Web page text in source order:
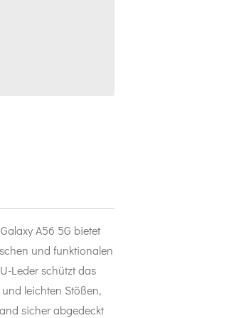
A56 5G bietet
und funktionalen
Leder schützt das
leichten Stößen,
sicher abgedeckt